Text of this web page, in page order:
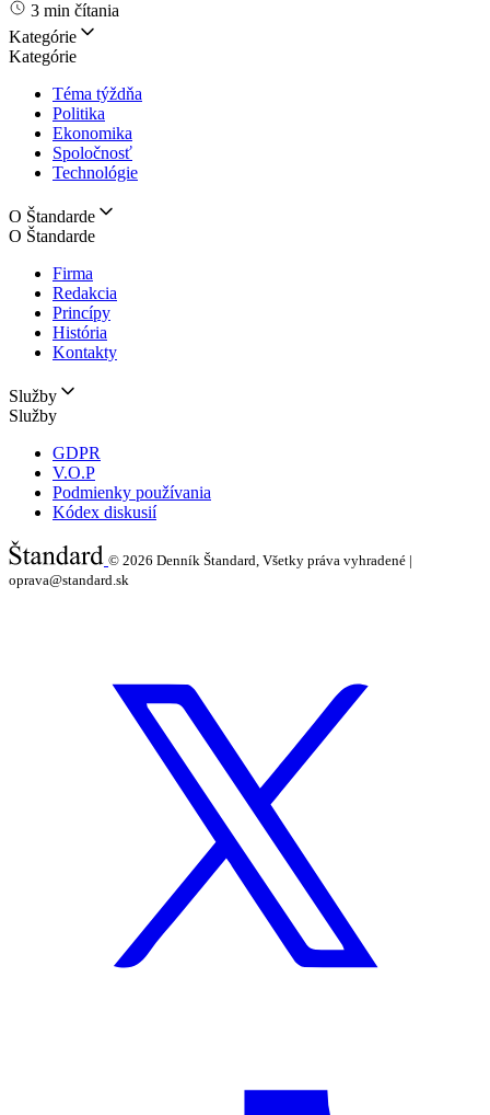
3 min čítania
Kategórie
Kategórie
Téma týždňa
Politika
Ekonomika
Spoločnosť
Technológie
O Štandarde
O Štandarde
Firma
Redakcia
Princípy
História
Kontakty
Služby
Služby
GDPR
V.O.P
Podmienky používania
Kódex diskusií
© 2026 Denník Štandard, Všetky práva vyhradené |
oprava@standard.sk